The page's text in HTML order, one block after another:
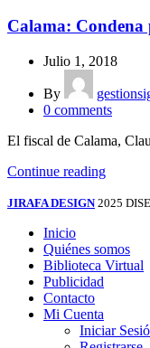
Calama: Condena
Julio 1, 2018
By
0 comments
El fiscal de Calama,
Continue reading
JIRAFA DESIGN 2025
Inicio
Quiénes somos
Biblioteca Virtual
Publicidad
Contacto
Mi Cuenta
Iniciar